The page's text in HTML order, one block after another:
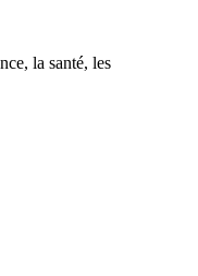
la santé, les